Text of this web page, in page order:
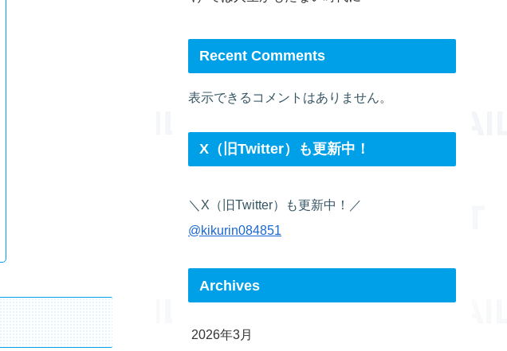
Recent Comments
表示できるコメントはありません。
X（旧Twitter）も更新中！
＼X（旧Twitter）も更新中！／
@kikurin084851
Archives
2026年3月